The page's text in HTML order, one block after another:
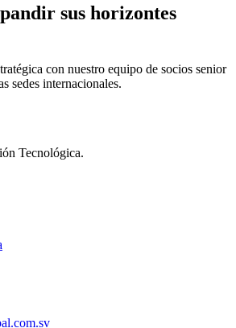
sus horizontes
con nuestro equipo de socios senior
sedes internacionales.
Tecnológica.